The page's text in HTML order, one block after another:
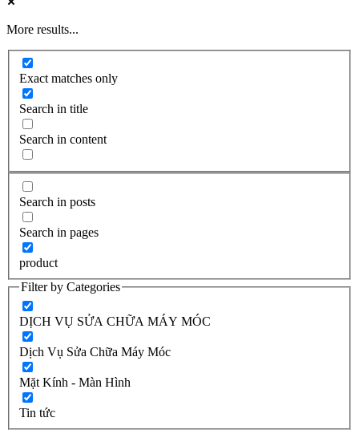
More results...
Exact matches only
Search in title
Search in content
Search in posts
Search in pages
product
Filter by Categories
DỊCH VỤ SỬA CHỮA MÁY MÓC
Dịch Vụ Sửa Chữa Máy Móc
Mặt Kính - Màn Hình
Tin tức